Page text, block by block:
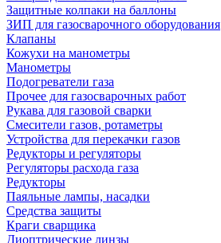
Защитные колпаки на баллоны
ЗИП для газосварочного оборудования
Клапаны
Кожухи на манометры
Манометры
Подогреватели газа
Прочее для газосварочных работ
Рукава для газовой сварки
Смесители газов, ротаметры
Устройства для перекачки газов
Редукторы и регуляторы
Регуляторы расхода газа
Редукторы
Паяльные лампы, насадки
Средства защиты
Краги сварщика
Диоптрические линзы